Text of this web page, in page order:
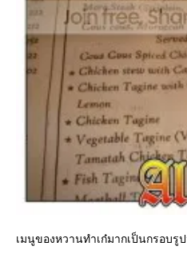
เมนูของหวานทำเก๋มากเป็นกรอบรู